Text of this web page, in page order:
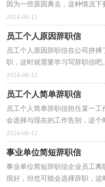
因为一些原因离去，这种情况
辞职信呢？下面是小编精心整理
2024-08-12
员工个人原因辞职信
员工个人原因辞职信在公司拼
职，这时就需要学习写辞职信
小编为大家收集的员工个人原因
2024-08-12
员工个人简单辞职信
员工个人简单辞职信担任某一工
会选择与现在的工作告别，这
该怎么写辞职信呢？以下是小编
2024-08-12
事业单位简短辞职信
事业单位简短辞职信企业员工
很好，但也可能会选择辞职，